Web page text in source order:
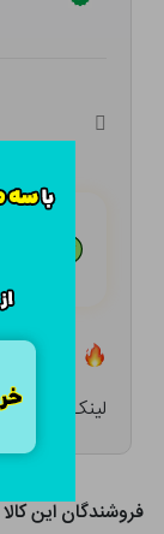
تعداد ۳ عدد در انبار موجود است
لینک کوتاه:
فروشندگان این کالا